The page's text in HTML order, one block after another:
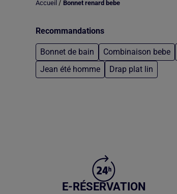
Accueil / Bonnet renard bebe
Recommandations
Bonnet de bain Combinaison bebe
Jean été homme
Drap plat lin
E-RÉSERVATION